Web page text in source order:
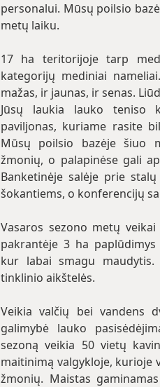
personalui. Mūsų poilsio
metų laiku.
17 ha teritorijoje tarp
kategorijų mediniai
mažas, ir jaunas, ir senas.
Jūsų laukia lauko teniso
paviljonas, kuriame rasite
Mūsų poilsio bazėje šiuo
žmonių, o palapinėse gali
Banketinėje salėje prie
šokantiems, o konferencijų
Vasaros sezono metų
pakrantėje 3 ha
kur labai smagu
tinklinio aikštelės.
Veikia valčių bei vandens
galimybė lauko
sezoną veikia 50 vietų
maitinimą valgykloje, kurioje
žmonių. Maistas